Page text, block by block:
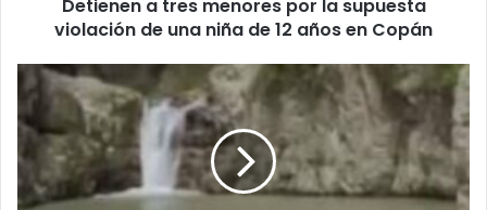
12
años
en
Copán
Detienen a tres menores por la supuesta
violación de una niña de 12 años en Copán
Imprudente
hombre
muere
ahogado
por
grabar